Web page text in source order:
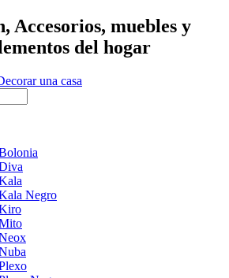
Accesorios, muebles y
del hogar
Negro